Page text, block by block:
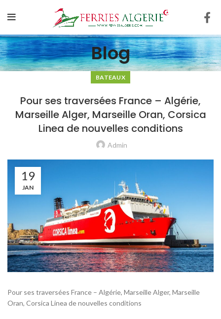
Blog
BATEAUX
Pour ses traversées France – Algérie,
Marseille Alger, Marseille Oran, Corsica
Linea de nouvelles conditions
Admin
19
JAN
Pour ses traversées France – Algérie, Marseille Alger, Marseille
Oran, Corsica Linea de nouvelles conditions